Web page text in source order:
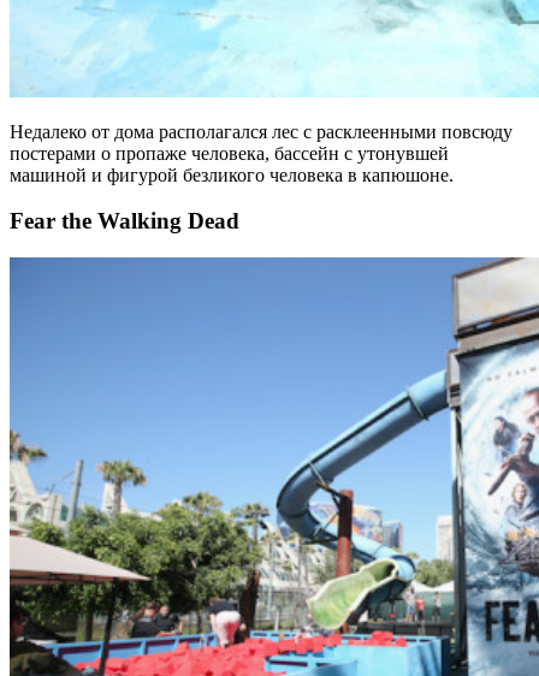
Недалеко от дома располагался лес с расклеенными повсюду
постерами о пропаже человека, бассейн с утонувшей
машиной и фигурой безликого человека в капюшоне.
Fear the Walking Dead